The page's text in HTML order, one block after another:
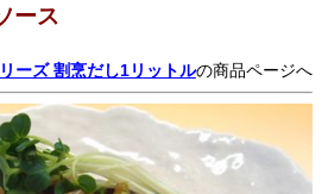
ース
ーズ 割烹だし1リットルの商品ページへ